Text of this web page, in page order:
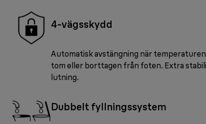
4-vägsskydd
Automatisk avstängning när
tom eller borttagen från foten. Extra
lutning.
Dubbelt fyllningssystem